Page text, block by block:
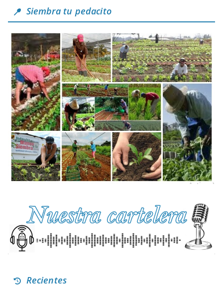
Siembra tu pedacito
Recientes